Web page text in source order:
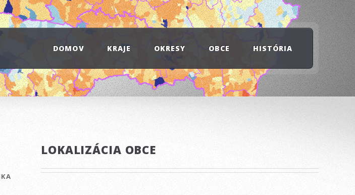
DOMOV KRAJE OKRESY OBCE HISTÓRIA
LOKALIZÁCIA OBCE